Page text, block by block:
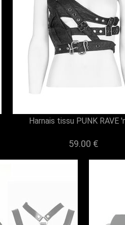
Harnais tissu PUNK RAVE
59.00 €